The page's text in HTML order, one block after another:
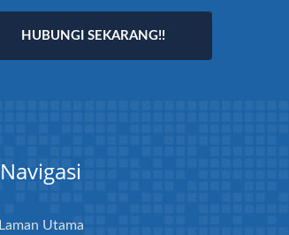
HUBUNGI SEKARANG!!
Navigasi
Laman Utama